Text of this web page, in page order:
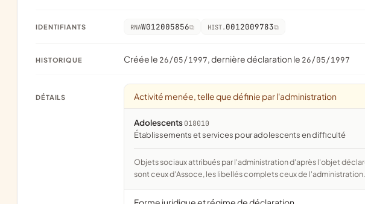
IDENTIFIANTS RNAW012005856 HIST. 0012009783
HISTORIQUE Créée le 26/05/1997, dernière déclaration le 26/05/1997
DÉTAILS Activité menée, telle que définie par l'administration
Adolescents 018010
établissements et services pour adolescents en difficulté
Objets sociaux attribués par l'administration d'après l'objet déclaré ; activité NAF attribuée par l'INSEE. Les noms courts
sont ceux d'Assoce, les libellés complets ceux de l'administration.